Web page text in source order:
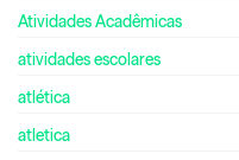
Atividades Acadêmicas
atividades escolares
atlética
atletica